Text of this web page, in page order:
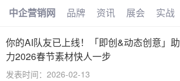
首页 品牌 资讯
实战 终端
中企营销网 品牌 资讯 展会 实战
你的AI队友已上线！「即创&动态创意」助
力2026春节素材快人一步
发表时间：2026-02-13